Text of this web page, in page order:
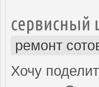
сервисный
ремонт
Хочу